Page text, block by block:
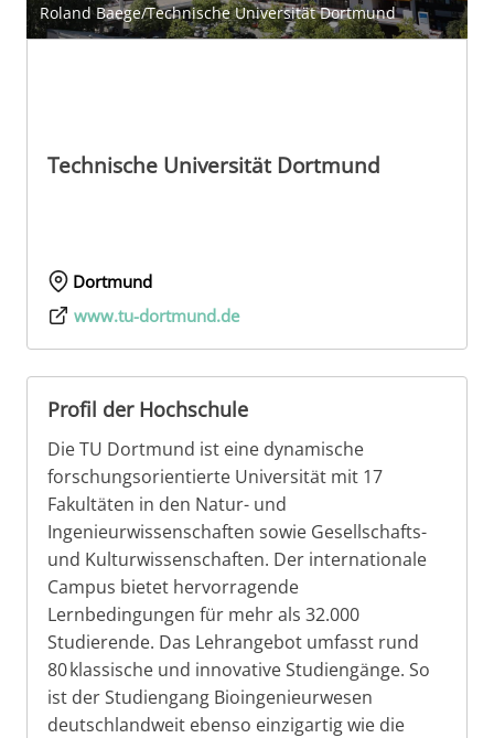
Roland Baege/Technische Universität Dortmund
Technische Universität Dortmund
Dortmund
www.tu-dortmund.de
Profil der Hochschule
Die TU Dortmund ist eine dynamische
forschungsorientierte Universität mit 17
Fakultäten in den Natur- und
Ingenieurwissenschaften sowie Gesellschafts-
und Kulturwissenschaften. Der internationale
Campus bietet hervorragende
Lernbedingungen für mehr als 32.000
Studierende. Das Lehrangebot umfasst rund
80 klassische und innovative Studiengänge. So
ist der Studiengang Bioingenieurwesen
deutschlandweit ebenso einzigartig wie die